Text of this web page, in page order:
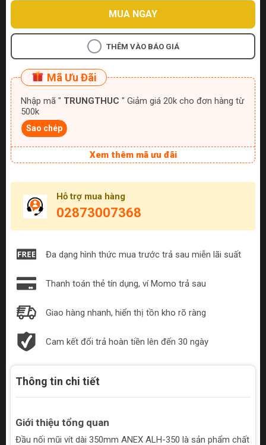
MUA NGAY
THÊM VÀO BÁO GIÁ
Mã Ưu Đãi
Nhập mã " TRUNGTHUC " Giảm giá 20k cho đơn hàng từ
500k
Sao chép
Xem thêm mã ưu đãi
Hỗ trợ mua hàng
02873007368
Đa dạng hình thức mua trước trả sau miễn lãi suất
Thanh toán thẻ tín dụng, ví Momo trả sau
Giao hàng nhanh, hiển thị tồn kho rõ ràng
Cam kết đổi trả hoàn tiền lên đến 30 ngày
Thông tin chi tiết
Giới thiệu tổng quan
Đầu nối mũi vít dài 350mm ANEX ALH-350 là sản phẩm chất